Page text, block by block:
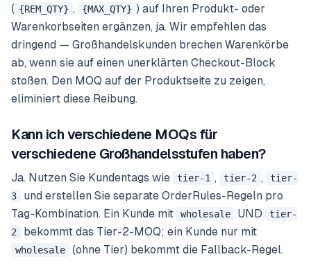
( {REM_QTY} , {MAX_QTY} ) auf Ihren Produkt- oder
Warenkorbseiten ergänzen, ja. Wir empfehlen das
dringend — Großhandelskunden brechen Warenkörbe
ab, wenn sie auf einen unerklärten Checkout-Block
stoßen. Den MOQ auf der Produktseite zu zeigen,
eliminiert diese Reibung.
Kann ich verschiedene MOQs für
verschiedene Großhandelsstufen haben?
Ja. Nutzen Sie Kundentags wie tier-1 , tier-2 ,
tier-
3
und erstellen Sie separate OrderRules-Regeln pro
Tag-Kombination. Ein Kunde mit
wholesale UND
tier-
2
bekommt das Tier-2-MOQ; ein Kunde nur mit
wholesale (ohne Tier) bekommt die Fallback-Regel.